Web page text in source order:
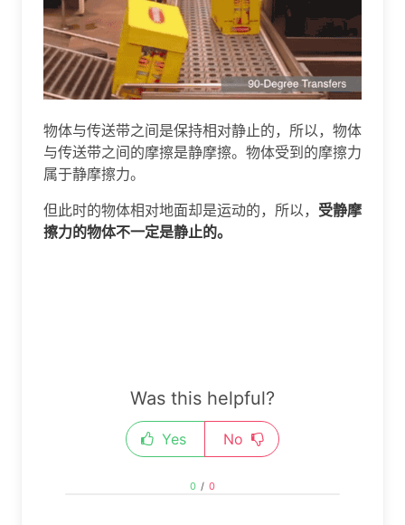
物体与传送带之间是保持相对静止的，所以，物体
与传送带之间的摩擦是静摩擦。物体受到的摩擦力
属于静摩擦力。
但此时的物体相对地面却是运动的，所以， 受静摩
擦力的物体不一定是静止的。
Was this helpful?
Yes No
0 / 0